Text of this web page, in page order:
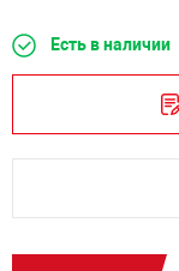
Есть в наличии